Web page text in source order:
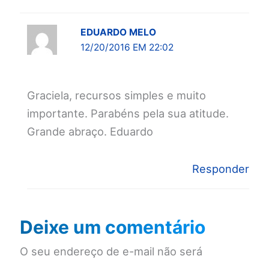
EDUARDO MELO
12/20/2016 EM 22:02
Graciela, recursos simples e muito
importante. Parabéns pela sua atitude.
Grande abraço. Eduardo
Responder
Deixe um comentário
O seu endereço de e-mail não será